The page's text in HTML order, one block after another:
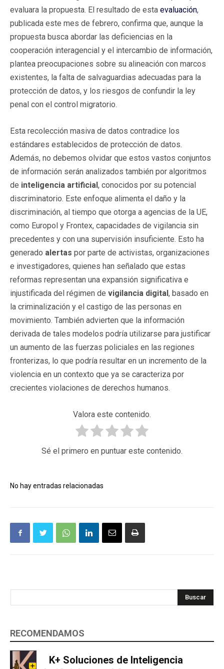
evaluara la propuesta. El resultado de esta evaluación,
publicada este mes de febrero, confirma que, aunque la
propuesta busca abordar las deficiencias en la
cooperación interagencial y el intercambio de información,
plantea preocupaciones sobre su alineación con marcos
existentes, la falta de salvaguardias adecuadas para la
protección de datos, y los riesgos de confundir la ley
penal con el control migratorio.
Esta recolección masiva de datos contradice los
estándares establecidos de protección de datos.
Además, no debemos olvidar que estos vastos conjuntos
de información serán analizados también por algoritmos
de inteligencia artificial, conocidos por su potencial
discriminatorio. Este enfoque alimenta el daño y la
discriminación, al tiempo que otorga a agencias de la UE,
como Europol y Frontex, capacidades de vigilancia sin
precedentes y con una supervisión insuficiente. Esto ha
generado alertas por parte de activistas, organizaciones
e investigadores, quienes han señalado que estas
reformas representan una expansión significativa e
injustificada del régimen de vigilancia digital, basado en
la criminalización y el castigo de las personas en
movimiento. También advierten que la información
derivada de tales modelos podría utilizarse para justificar
un aumento de las fuerzas policiales en las regiones
fronterizas, lo que podría resultar en un incremento de la
violencia en un contexto que ya se caracteriza por
crecientes violaciones de derechos humanos.
Valora este contenido.
Sé el primero en puntuar este contenido.
No hay entradas relacionadas
Buscar
RECOMENDAMOS
K+ Soluciones de Inteligencia